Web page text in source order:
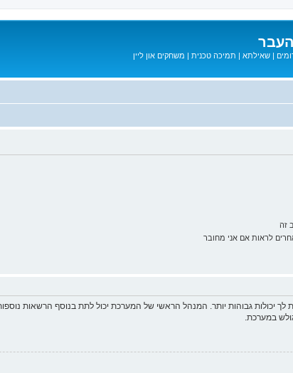
| שאילתא | תמיכה טכנית | משחקים און ליין
זה
לראות אם אני מחובר
יכולות גבוהות יותר. המנהל הראשי של המערכת יכול לתת בנוסף הרשאות
במערכת.